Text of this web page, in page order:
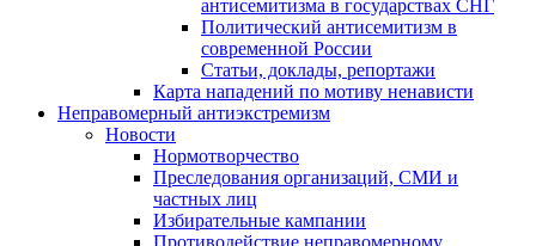
антисемитизма в государствах СНГ
Политический антисемитизм в
современной России
Статьи, доклады, репортажи
Карта нападений по мотиву ненависти
Неправомерный антиэкстремизм
Новости
Нормотворчество
Преследования организаций, СМИ и
частных лиц
Избирательные кампании
Противодействие неправомерному